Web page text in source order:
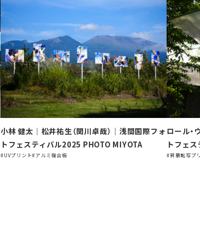
小林 健太｜松井祐生（関川卓哉）｜浅間国際フォ
トフェスティバル2025 PHOTO MIYOTA
#UVプリント#アルミ複合板
ロール
トフェ
#昇華転写プ